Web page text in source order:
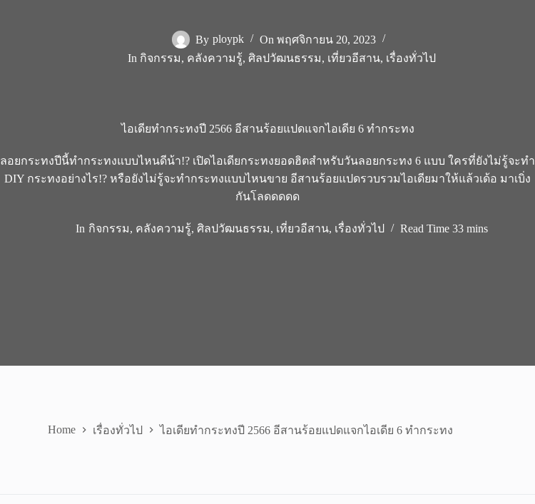
By ploypk On พฤศจิกายน 20, 2023
In กิจกรรม, คลังความรู้,ศิลปวัฒนธรรม, เที่ยวอีสาน, เรื่องทั่วไป
ไอเดียทำกระทงปี 2566 อีสานร้อยแปดแจกไอเดีย 6 ทำกระทง
ลอยกระทงปีนี้ทำกระทงแบบไหนดีน้า!? เปิดไอเดียกระทงยอดฮิตสำหรับวันลอยกระทง 6 แบบ ใครที่ยังไม่รู้จะทำ
DIY กระทงอย่างไร!? หรือยังไม่รู้จะทำกระทงแบบไหนขาย อีสานร้อยแปดรวบรวมไอเดียมาให้แล้วเด้อ มาเบิ่ง
กันโลดดดดด
In กิจกรรม, คลังความรู้, ศิลปวัฒนธรรม, เที่ยวอีสาน, เรื่องทั่วไป Read Time 33 mins
Home เรื่องทั่วไป ไอเดียทำกระทงปี 2566 อีสานร้อยแปดแจกไอเดีย 6 ทำกระทง